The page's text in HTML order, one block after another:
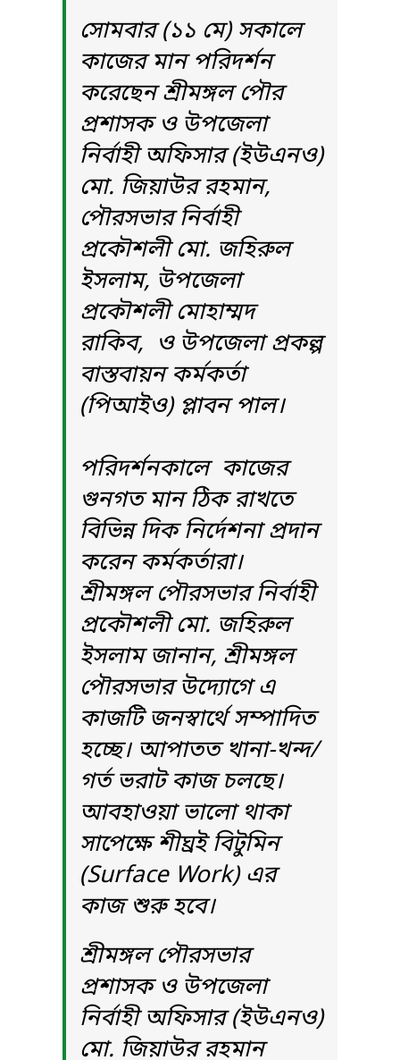
সোমবার (১১ মে) সকালে
কাজের মান পরিদর্শন
করেছেন শ্রীমঙ্গল পৌর
প্রশাসক ও উপজেলা
নির্বাহী অফিসার (ইউএনও)
মো. জিয়াউর রহমান,
পৌরসভার নির্বাহী
প্রকৌশলী মো. জহিরুল
ইসলাম, উপজেলা
প্রকৌশলী মোহাম্মদ
রাকিব, ও উপজেলা প্রকল্প
বাস্তবায়ন কর্মকর্তা
(পিআইও) প্লাবন পাল।
পরিদর্শনকালে কাজের
গুনগত মান ঠিক রাখতে
বিভিন্ন দিক নির্দেশনা প্রদান
করেন কর্মকর্তারা।
শ্রীমঙ্গল পৌরসভার নির্বাহী
প্রকৌশলী মো. জহিরুল
ইসলাম জানান, শ্রীমঙ্গল
পৌরসভার উদ্যোগে এ
কাজটি জনস্বার্থে সম্পাদিত
হচ্ছে। আপাতত খানা-খন্দ/
গর্ত ভরাট কাজ চলছে।
আবহাওয়া ভালো থাকা
সাপেক্ষে শীঘ্রই বিটুমিন
(Surface Work) এর
কাজ শুরু হবে।
শ্রীমঙ্গল পৌরসভার
প্রশাসক ও উপজেলা
নির্বাহী অফিসার (ইউএনও)
মো. জিয়াউর রহমান